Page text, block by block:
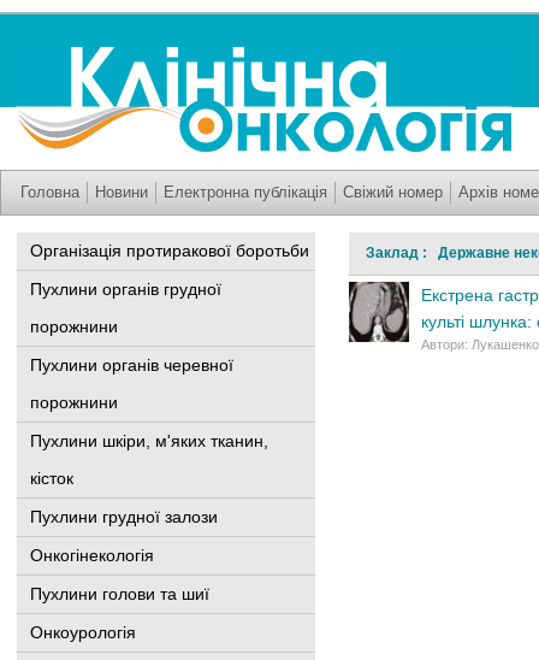
Головна Новини Електронна публікація Свіжий номер Архів
Організація протиракової боротьби
Пухлини органів грудної
порожнини
Пухлини органів черевної
порожнини
Пухлини шкіри, м'яких тканин,
кісток
Пухлини грудної залози
Онкогінекологія
Пухлини голови та шиї
Онкоурологія
Заклад : Державне
Екстрена
культі шлунка:
Автори: